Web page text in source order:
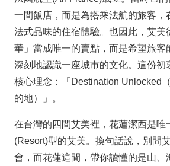
一間飯店，而是為搭乘法航的旅客，
法式品味的住宿體驗。也因此，艾美
華」當成唯一的賣點，而是希望旅客
深刻地認識一座城市的文化。這份初
核心理念：「Destination Unlocked
的地）」。
在台灣的四間艾美裡，花蓮潔西是唯
(Resort)型的艾美。換句話說，別間
會，而花蓮這間，帶你讀懂的是山、